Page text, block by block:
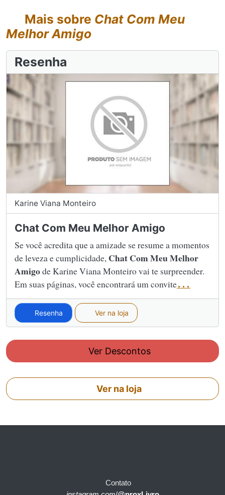
Mais sobre Chat Com Meu
Melhor Amigo
Resenha
Karine Viana Monteiro
Chat Com Meu Melhor Amigo
Se você acredita que a amizade se resume a momentos
de leveza e cumplicidade, Chat Com Meu Melhor
Amigode Karine Viana Monteiro vai te surpreender.
Em suas páginas, você encontrará um convite...
Resenha Ver na loja
Ver Descontos
Ver na loja
Contato